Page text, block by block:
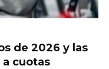
de 2026 y las
cuotas